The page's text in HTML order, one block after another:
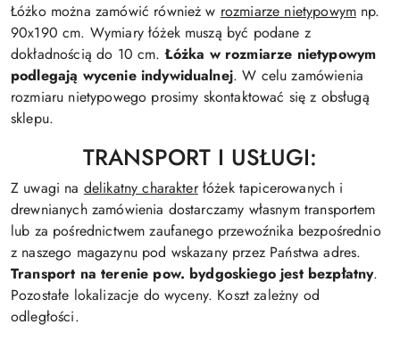
Łóżko można zamówić również w rozmiarze nietypowym np.
90x190 cm. Wymiary łóżek muszą być podane z
dokładnością do 10 cm.Łóżka w rozmiarze nietypowym
podlegają wycenie indywidualnej. W celu zamówienia
rozmiaru nietypowego prosimy skontaktować się z obsługą
sklepu.
TRANSPORT I USŁUGI:
Z uwagi na delikatny charakterłóżek tapicerowanych i
drewnianych zamówienia dostarczamy własnym transportem
lub za pośrednictwem zaufanego przewoźnika bezpośrednio
z naszego magazynu pod wskazany przez Państwa adres.
Transport na terenie pow. bydgoskiego jest bezpłatny.
Pozostałe lokalizacje do wyceny. Koszt zależny od
odległości.